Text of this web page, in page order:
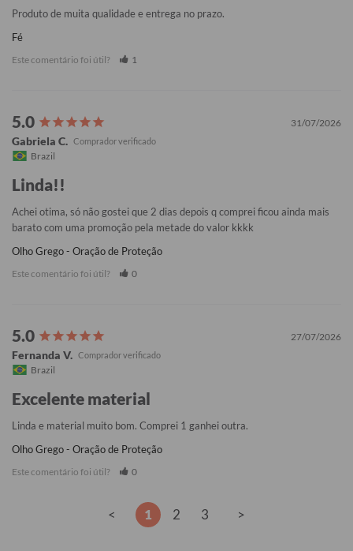
Produto de muita qualidade e entrega no prazo.
Fé
Este comentário foi útil? 1
31/07/2026
Gabriela C.
Brazil
Linda!!
Achei otima, só não gostei que 2 dias depois q comprei ficou ainda mais
barato com uma promoção pela metade do valor kkkk
Olho Grego - Oração de Proteção
Este comentário foi útil? 0
27/07/2026
Fernanda V.
Brazil
Excelente material
Linda e material muito bom. Comprei 1 ganhei outra.
Olho Grego - Oração de Proteção
Este comentário foi útil? 0
< 1 2 3 >